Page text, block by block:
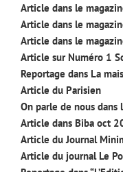
Article dans le
Article dans le
Article dans le
Article sur Numéro 1
Reportage dans La
Article du Parisien
On parle de nous dans
Article dans Biba oct
Article du Journal
Article du journal Le